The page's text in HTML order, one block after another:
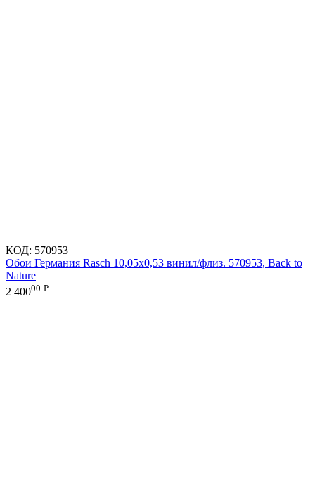
КОД: 570953
Обои Германия Rasch 10,05x0,53 винил/флиз. 570953, Back to
Nature
2 40000 Р